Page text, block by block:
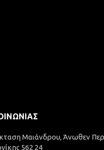
Μαιάνδρου, Άνωθεν
562 24